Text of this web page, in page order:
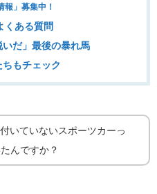
報」募集中！
くある質問
だ」最後の暴れ馬
もチェック
いていないスポーツカーっ
んですか？